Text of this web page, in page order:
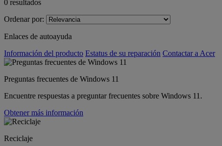
0 resultados
Ordenar por:
Enlaces de autoayuda
Información del producto Estatus de su reparación Contactar a Acer
Preguntas frecuentes de Windows 11
Encuentre respuestas a preguntar frecuentes sobre Windows 11.
Obtener más información
Reciclaje